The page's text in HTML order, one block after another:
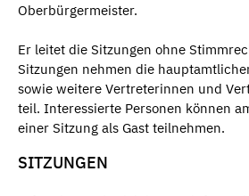
Oberbürgermeister.
Er leitet die Sitzungen ohne
Sitzungen nehmen die
sowie weitere Vertreterinnen und
teil. Interessierte Personen können
einer Sitzung als Gast teilnehmen.
SITZUNGEN